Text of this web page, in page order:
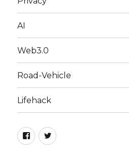
AI
Web3.0
Road-Vehicle
Lifehack
FacebookTwitter